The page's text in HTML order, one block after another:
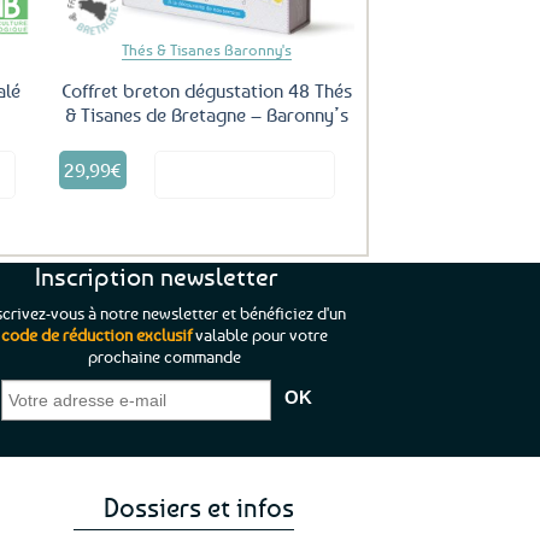
du
produit
Thés & Tisanes Baronny's
Coffret breton dégustation 48 Thés
& Tisanes de Bretagne – Baronny’s
29,99€
je pouvais pas
;)
mon achat et
rien”Jade C.
“C’est agréable et tout aussi rassurant
de constater qu’il n’y a pas de petite
commande, mais un client à satisfaire.”
Inscription newsletter
vous à notre newsletter et bénéficiez d'un
code de réduction exclusifvalable pour votre
prochaine commande
Dossiers et infos